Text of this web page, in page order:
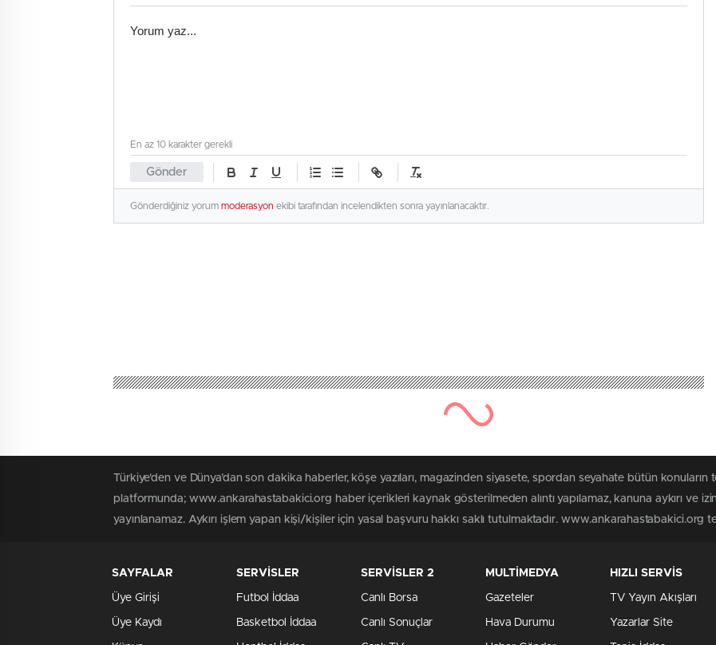
Gönder
En az 10 karakter gerekli
Gönderdiğiniz yorum moderasyon ekibi tarafından incelendikten sonra yayınlanacaktır.
Türkiye'den ve Dünya’dan son dakika haberler, köşe yazıları, magazinden siyasete, spordan seyahate bütün
platformunda; www.ankarahastabakici.org haber içerikleri kaynak gösterilmeden alıntı yapılamaz, kanuna aykırı ve
yayınlanamaz. Aykırı işlem yapan kişi/kişiler için yasal başvuru hakkı saklı tutulmaktadır. www.ankarahastabakici.org
SAYFALAR
Üye Girişi
Üye Kaydı
SERVİSLER
Futbol İddaa
Basketbol İddaa
SERVİSLER 2
Canlı Borsa
Canlı Sonuçlar
MULTİMEDYA
Gazeteler
Hava Durumu
HIZLI SERVİS
TV Yayın Akışları
Yazarlar Site